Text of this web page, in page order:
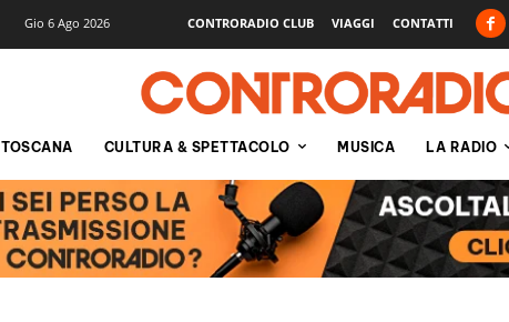
Gio 6 Ago 2026 CONTRORADIO CLUB VIAGGI CONTATTI
TOSCANA CULTURA & SPETTACOLO MUSICA LA RADIO